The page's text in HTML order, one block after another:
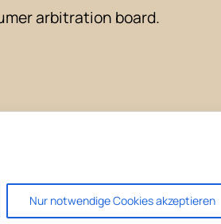
Nur notwendige Cookies akzeptieren
arbitration board.